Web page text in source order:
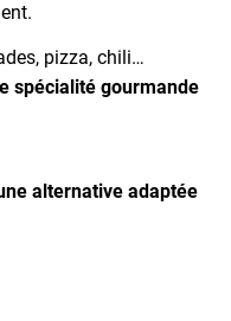
pizza, chili…
spécialité gourmande
alternative adaptée